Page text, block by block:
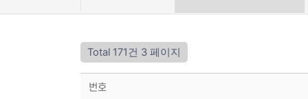
Total 171건 3 페이지
번호